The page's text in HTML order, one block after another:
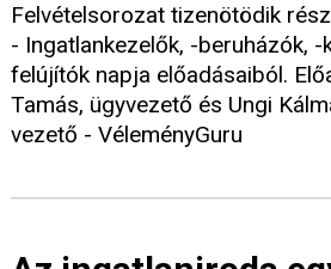
Felvételsorozat tizenötödik
- Ingatlankezelők, -beruházók,
felújítók napja előadásaiból.
Tamás, ügyvezető és Ungi
vezető - VéleményGuru